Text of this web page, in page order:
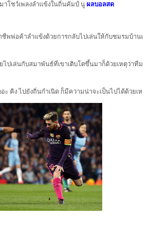
าโชว์เพลงลำแข้งในถิ่นคัมป์ นู ผลบอลสด
พ่อค้าลำแข้งด้วยการกลับไปเล่นให้กับชมรมบ้า
ปเล่นกับสมาพันธ์ที่เขาเติบโตขึ้นมาก็ด้วยเหตุว่
คิง ไปยังถิ่นกำเนิด ก็มีความน่าจะเป็นไปได้ด้วย